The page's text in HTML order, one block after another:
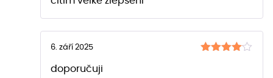
6. září 2025
doporučuji